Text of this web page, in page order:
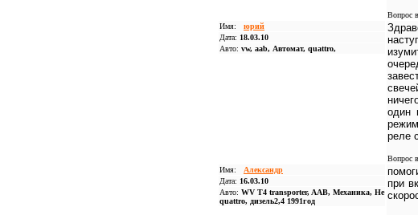
Вопрос
Имя: юрий
Дата: 18.03.10
Авто: vw, aab, Автомат, quattro,
один
реле
Вопрос
Имя: Александр
Дата: 16.03.10
Авто: WV T4 transporter, AAB, Механика, Не
quattro, дизель2,4 1991год
при